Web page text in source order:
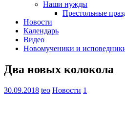
Наши нужды
Престольные
Новости
Календарь
Видео
Новомученики и
Два новых колокола
30.09.2018 teo Новости 1